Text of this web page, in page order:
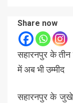
Share now
सहारनपुर के तीन
में अब भी उम्मीद
सहारनपुर के